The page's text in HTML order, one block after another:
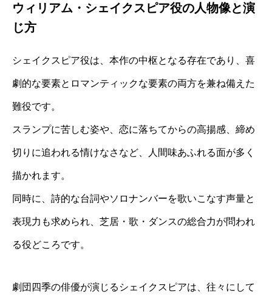
ウィリアム・シェイクスピア役の人物像と演
じ方
シェイクスピア役は、本作の中枢となる存在であり、喜
劇的な要素とロマンティックな要素の両方を兼ね備えた
難役です。
スランプに苦しむ姿や、恋に落ちてからの高揚感、締め
切りに追われる情けなさなど、人間味あふれる面が多く
描かれます。
同時に、詩的な台詞やソロナンバーを歌いこなす声量と
表現力も求められ、芝居・歌・ダンスの総合力が問われ
る役どころです。
劇団四季の俳優が演じるシェイクスピアは、往々にして